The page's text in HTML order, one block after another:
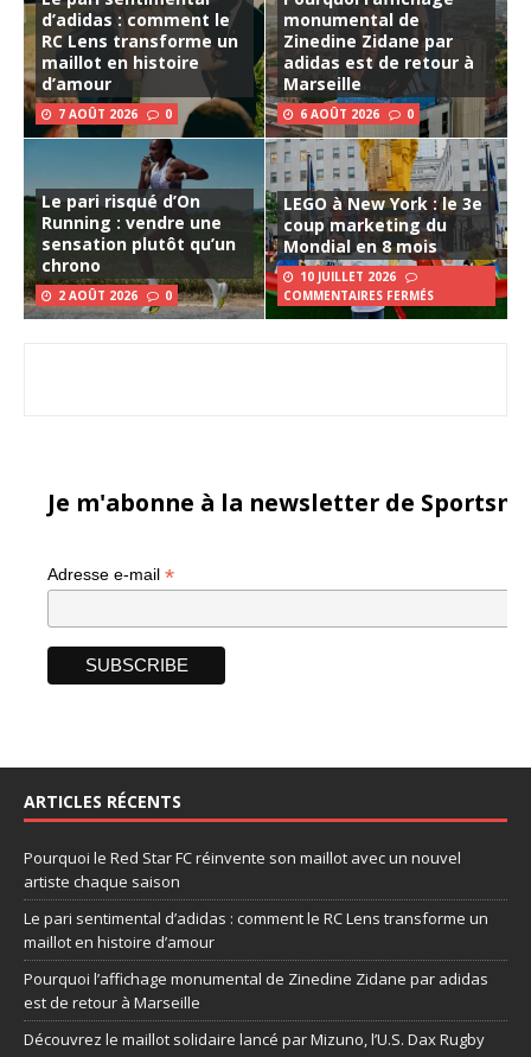
d’adidas : comment le
RC Lens transforme un
maillot en histoire
d’amour
7 AOÛT 2026 0
monumental de
Zinedine Zidane par
adidas est de retour à
Marseille
6 AOÛT 2026 0
Le pari risqué d’On
Running : vendre une
sensation plutôt qu’un
chrono
2 AOÛT 2026 0
LEGO à New York : le 3e
coup marketing du
Mondial en 8 mois
10 JUILLET 2026
COMMENTAIRES FERMÉS
Je m'abonne à la newsletter de
Adresse e-mail *
ARTICLES RÉCENTS
Pourquoi le Red Star FC réinvente son maillot avec un nouvel
artiste chaque saison
Le pari sentimental d’adidas : comment le RC Lens transforme un
maillot en histoire d’amour
Pourquoi l’affichage monumental de Zinedine Zidane par adidas
est de retour à Marseille
Découvrez le maillot solidaire lancé par Mizuno, l’U.S. Dax Rugby